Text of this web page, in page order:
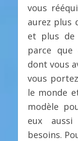
vous
aurez plus
et plus
parce
dont vous
vous
le monde
modèle
eux
besoins.